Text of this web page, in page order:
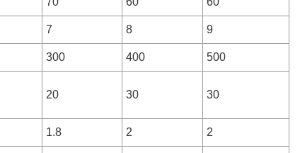
7 8 9
300 400 500
20 30 30
1.8 2 2